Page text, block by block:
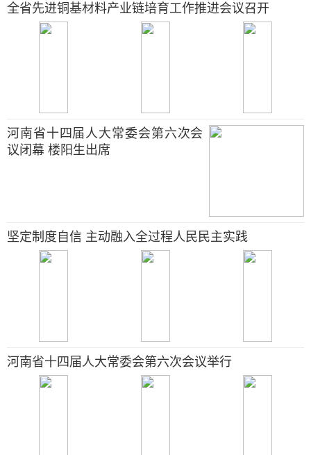
全省先进铜基材料产业链培育工作推进会议召开
河南省十四届人大常委会第六次会
议闭幕 楼阳生出席
坚定制度自信 主动融入全过程人民民主实践
河南省十四届人大常委会第六次会议举行